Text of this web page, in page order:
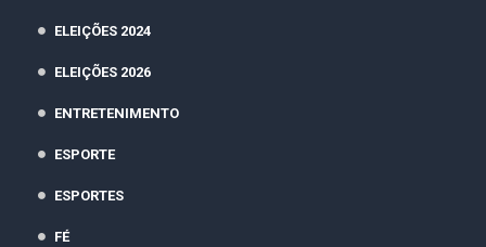
ELEIÇÕES 2024
ELEIÇÕES 2026
ENTRETENIMENTO
ESPORTE
ESPORTES
FÉ